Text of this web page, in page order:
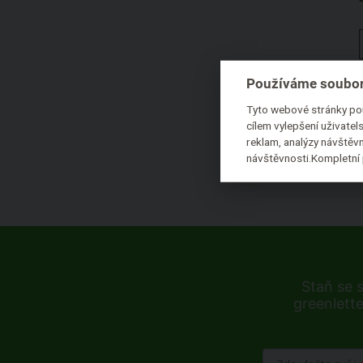
Bez syntetické parfemace
Staň se
Používáme
Tyto webové stránky
cílem vylepšení
reklam, analýzy
návštěvnosti.Kompletní